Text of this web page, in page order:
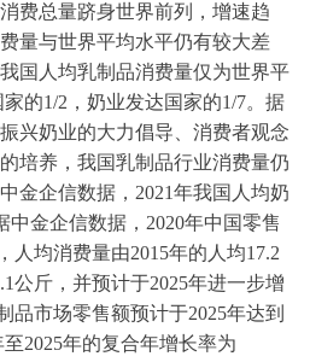
费总量跻身世界前列，增速趋
量与世界平均水平仍有较大差
我国人均乳制品消费量仅为世界平
的1/2，奶业发达国家的1/7。据
兴奶业的大力倡导、消费者观念
培养，我国乳制品行业消费量仍
中金企信数据 ， 2021年我国人均奶
中金企信数据 ， 2020年中国零售
人均消费量由2015年的人均17.2
公斤，并预计于2025年进一步增
品市场零售额预计于2025年达到
至2025年的复合年增长率为